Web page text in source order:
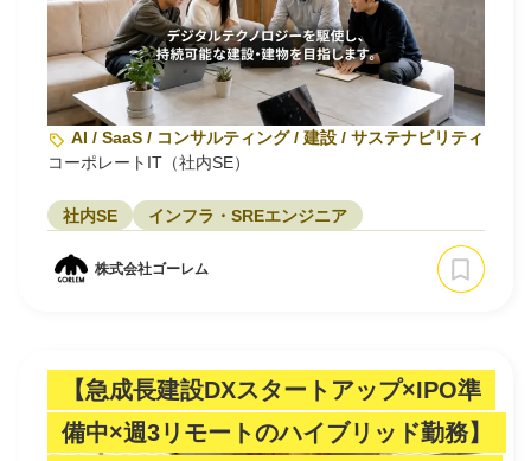
AI / SaaS / コンサルティング / 建設 / サステナビリティ・環
コーポレートIT（社内SE）
社内SE インフラ・SREエンジニア
株式会社ゴーレム
【急成長建設DXスタートアップ×IPO準
備中×週3リモートのハイブリッド勤務】